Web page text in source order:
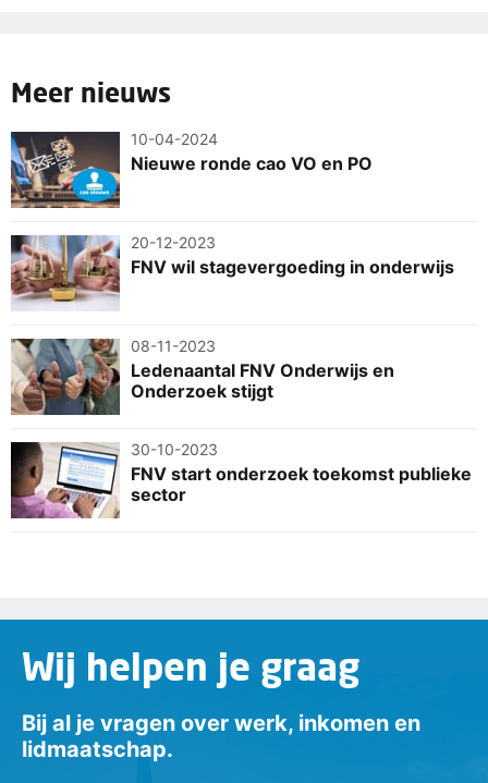
Meer nieuws
10-04-2024
Nieuwe ronde cao VO en PO
20-12-2023
FNV wil stagevergoeding in onderwijs
08-11-2023
Ledenaantal FNV Onderwijs en
Onderzoek stijgt
30-10-2023
FNV start onderzoek toekomst publieke
sector
Wij helpen je graag
Bij al je vragen over werk, inkomen en
lidmaatschap.